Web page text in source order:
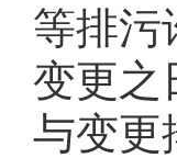
等排污
变更之
与变更